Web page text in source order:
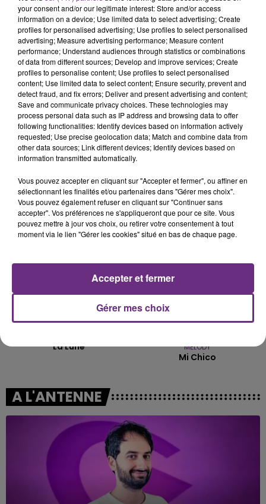
fermer ses portes.
TITRES DIFFUSÉS
14h07
14h07
OFENBACH & STARSAILOR
Four To The Floor
14h04
14h04
TOVE LO
Habits (stay High)
14h00
14h00
La Lune
13h58
13h58
MELODY
Mi Chico
A L'ANTENNE
your consent and/or our legitimate interest: Store and/or access
information on a device; Use limited data to select advertising; Create
profiles for personalised advertising; Use profiles to select personalised
advertising; Measure advertising performance; Measure content
performance; Understand audiences through statistics or combinations
of data from different sources; Develop and improve services; Create
profiles to personalise content; Use profiles to select personalised
content; Use limited data to select content; Ensure security, prevent and
detect fraud, and fix errors; Deliver and present advertising and content;
Save and communicate privacy choices. These technologies may
process personal data such as IP address and browsing data to offer
following functionalities: Identify devices based on information actively
requested; Use precise geolocation data; Match and combine data from
other data sources; Link different devices; Identify devices based on
information transmitted automatically.
Vous pouvez accepter en cliquant sur "Accepter et fermer", ou affiner en
sélectionnant les finalités et/ou partenaires dans "Gérer mes choix".
Vous pouvez également refuser en cliquant sur "Continuer sans
accepter". Vos préférences ne s'appliqueront que pour ce site. Vous
pouvez mettre à jour vos choix, ou retirer votre consentement à tout
moment via le lien "Gérer les cookies" situé en bas de chaque page.
Gérer mes choix
Accepter et fermer